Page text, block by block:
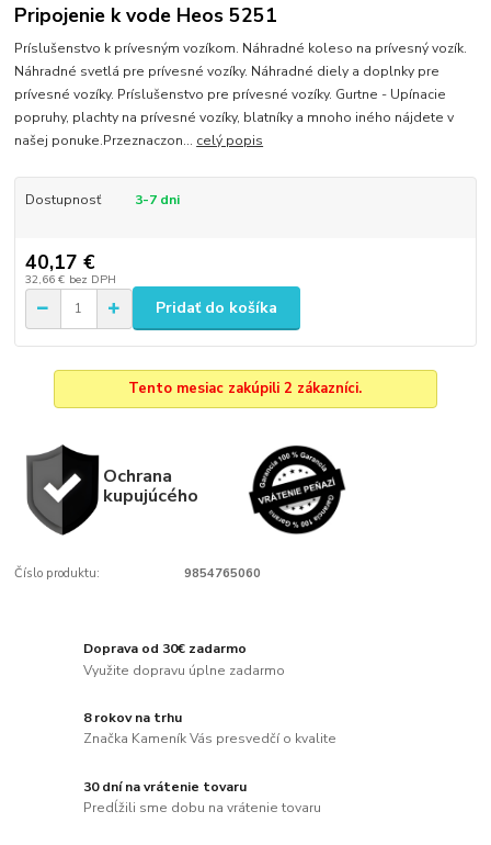
Pripojenie k vode Heos 5251
Príslušenstvo k prívesným vozíkom. Náhradné koleso na prívesný vozík.
Náhradné svetlá pre prívesné vozíky. Náhradné diely a doplnky pre
prívesné vozíky. Príslušenstvo pre prívesné vozíky. Gurtne - Upínacie
popruhy, plachty na prívesné vozíky, blatníky a mnoho iného nájdete v
našej ponuke.Przeznaczon... celý popis
Dostupnosť 3-7 dni
40,17 €
32,66 € bez DPH
Pridať do košíka
Tento mesiac zakúpili 2 zákazníci.
Ochrana
kupujúcého
Číslo produktu: 9854765060
Doprava od 30€ zadarmo
Využite dopravu úplne zadarmo
8 rokov na trhu
Značka Kameník Vás presvedčí o kvalite
30 dní na vrátenie tovaru
Predĺžili sme dobu na vrátenie tovaru